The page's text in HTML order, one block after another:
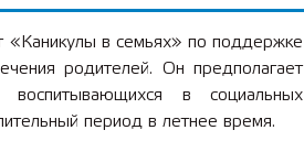
«Каникулы в семьях» по поддержке
родителей. Он предполагает
в социальных
период в летнее время.